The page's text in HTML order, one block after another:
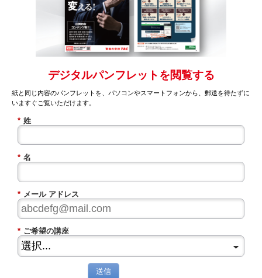
デジタルパンフレットを閲覧する
紙と同じ内容のパンフレットを、パソコンやスマートフォンから、郵送を待たずに
いますぐご覧いただけます。
* 姓
* 名
* メール アドレス
* ご希望の講座
送信